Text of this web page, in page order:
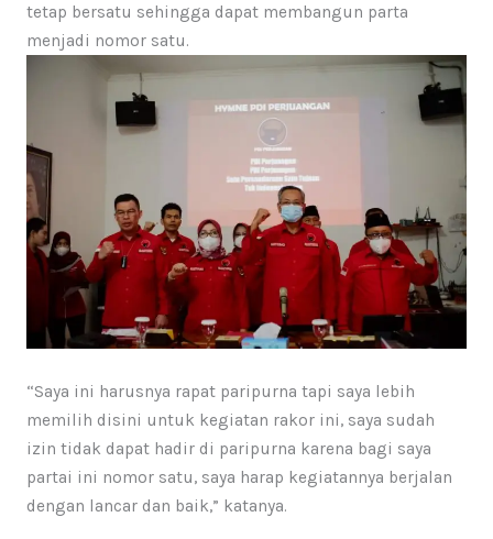
tetap bersatu sehingga dapat membangun parta
menjadi nomor satu.
“Saya ini harusnya rapat paripurna tapi saya lebih
memilih disini untuk kegiatan rakor ini, saya sudah
izin tidak dapat hadir di paripurna karena bagi saya
partai ini nomor satu, saya harap kegiatannya berjalan
dengan lancar dan baik,” katanya.